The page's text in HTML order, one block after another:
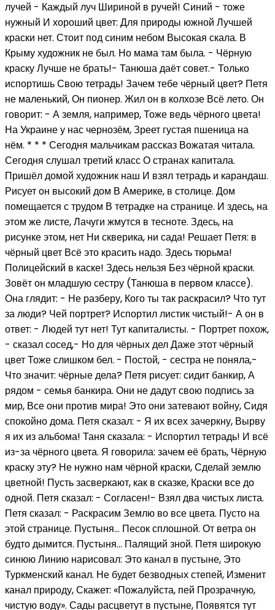
лучей - Каждый луч Шириной в ручей! Синий - тоже
нужный И хороший цвет: Для природы южной Лучшей
краски нет. Стоит под синим небом Высокая скала. В
Крыму художник не был. Но мама там была. - Чёрную
краску Лучше не брать!- Танюша даёт совет.- Только
испортишь Свою тетрадь! Зачем тебе чёрный цвет? Петя
не маленький, Он пионер. Жил он в колхозе Всё лето. Он
говорит: - А земля, например, Тоже ведь чёрного цвета!
На Украине у нас чернозём, Зреет густая пшеница на
нём. * * * Сегодня мальчикам рассказ Вожатая читала.
Сегодня слушал третий класс О странах капитала.
Пришёл домой художник наш И взял тетрадь и карандаш.
Рисует он высокий дом В Америке, в столице. Дом
помещается с трудом В тетрадке на странице. И здесь, на
этом же листе, Лачуги жмутся в тесноте. Здесь, на
рисунке этом, нет Ни скверика, ни сада! Решает Петя: в
чёрный цвет Всё это красить надо. Здесь тюрьма!
Полицейский в каске! Здесь нельзя Без чёрной краски.
Зовёт он младшую сестру (Танюша в первом классе).
Она глядит: - Не разберу, Кого ты так раскрасил? Что тут
за люди? Чей портрет? Испортил листик чистый!- А он в
ответ: - Людей тут нет! Тут капиталисты. - Портрет похож,
- сказал сосед,- Но для чёрных дел Даже этот чёрный
цвет Тоже слишком бел. - Постой, - сестра не поняла,-
Что значит: чёрные дела? Петя рисует: сидит банкир, А
рядом - семья банкира. Они не дадут свою подпись за
мир, Все они против мира! Это они затевают войну, Сидя
спокойно дома. Петя сказал: - Я их всех зачеркну, Вырву
я их из альбома! Таня сказала: - Испортил тетрадь! И всё
из-за чёрного цвета. Я говорила: зачем её брать, Чёрную
краску эту? Не нужно нам чёрной краски, Сделай землю
цветной! Пусть засверкают, как в сказке, Краски все до
одной. Петя сказал: - Согласен!- Взял два чистых листа.
Петя сказал: - Раскрасим Землю во все цвета. Пусто на
этой странице. Пустыня… Песок сплошной. От ветра он
будто дымится. Пустыня… Палящий зной. Петя широкую
синюю Линию нарисовал: Это канал в пустыне, Это
Туркменский канал. Не будет безводных степей, Изменит
канал природу, Скажет: «Пожалуйста, пей Прозрачную,
чистую воду». Сады расцветут в пустыне, Появятся тут